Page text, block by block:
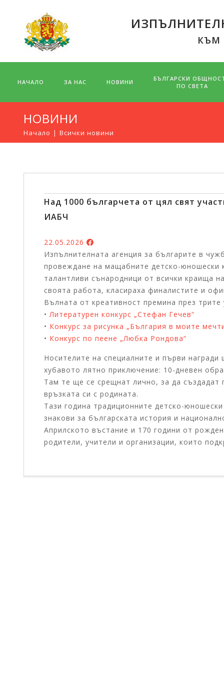
КЪМ
НАЧАЛО ЗА НАС НОВИНИ
БЪЛГАРСКИ
ПО СВЕТА
НОВИНИ
Начало Всички новини
Над 1000 българчета от цял свят
ИАБЧ
22.05.2026
Изпълнителната агенция за българите в
провеждане на мащабните детско-юношески
талантливи сънародници от всички краища
своята работа, класираха финалистите и
Вълната от креативност премина през трите
•Литературен конкурс „Стефан Гечев“
• Конкурс за рисунка „България в моите
• Конкурс по пеене „Любка Рондова“
Носителите на специалните и първи
хубавото лятно приключение: 10-дневен
Там те ще се срещнат лично, за да създадат
връзката си с родината.
Тази година традиционните детско-
знакови за българската история и
Априлското въстание и 170 години от
родители, учители и организации, които